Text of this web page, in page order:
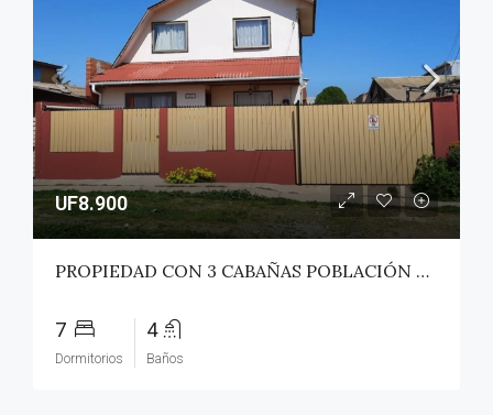
UF8.900
PROPIEDAD CON 3 CABAÑAS POBLACIÓN ROSS – PICHILEMU
7
Dormitorios
4
Baños